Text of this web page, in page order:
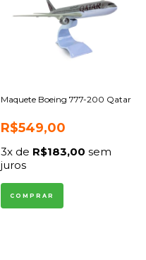
Maquete Boeing 777-200 Qatar
R$549,00
3x de R$183,00 sem
juros